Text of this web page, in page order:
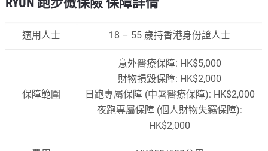
適用人士 18 – 55 歲持香港身份證人士
保障範圍
意外醫療保障: HK$5,000
財物損毀保障: HK$2,000
日跑專屬保障 (中暑醫療保障): HK$2,000
夜跑專屬保障 (個人財物失竊保障):
HK$2,000